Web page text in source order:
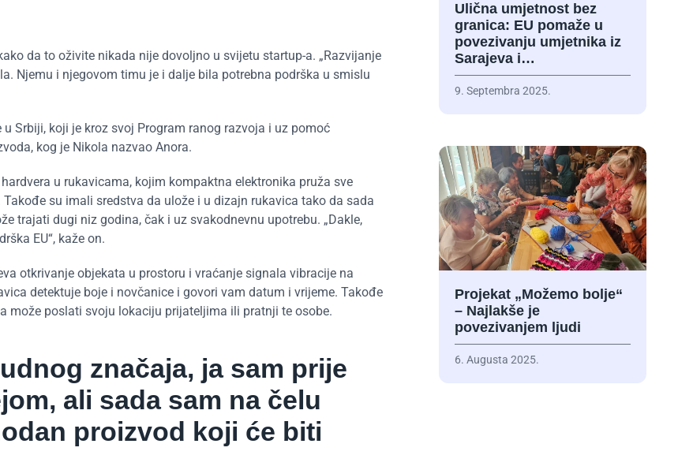
da to oživite nikada nije dovoljno u svijetu startup-a. „Razvijanje
Njemu i njegovom timu je i dalje bila potrebna podrška u smislu
Srbiji, koji je kroz svoj Program ranog razvoja i uz pomoć
kog je Nikola nazvao Anora.
u rukavicama, kojim kompaktna elektronika pruža sve
su imali sredstva da ulože i u dizajn rukavica tako da sada
trajati dugi niz godina, čak i uz svakodnevnu upotrebu. „Dakle,
EU“, kaže on.
otkrivanje objekata u prostoru i vraćanje signala vibracije na
detektuje boje i novčanice i govori vam datum i vrijeme. Takođe
može poslati svoju lokaciju prijateljima ili pratnji te osobe.
značaja, ja sam prije
ali sada sam na čelu
proizvod koji će biti
Ulična umjetnost bez
granica: EU pomaže u
povezivanju umjetnika iz
Sarajeva i…
9. Septembra 2025.
Projekat „Možemo bolje“
– Najlakše je
povezivanjem ljudi
6. Augusta 2025.